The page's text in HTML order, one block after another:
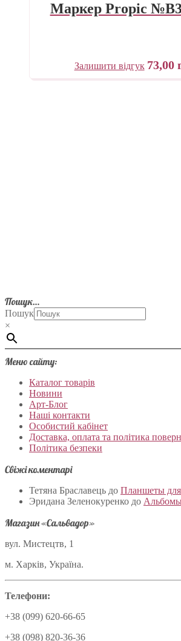
Маркер Propic
Залишити відгук 73,00
Пошук…
Пошук
×
Меню сайту:
Каталог товарів
Новини
Арт-Блог
Наші контакти
Особистий кабінет
Доставка, оплата та політика
Політика безпеки
Свіжі коментарі
Тетяна Браславець до Планшеты для
Эридана Зеленокуренко до Альбомы
Магазин «Сальвадор»
вул. Мистецтв, 1
м. Харків, Україна.
Телефони:
+38 (099) 620-66-65
+38 (098) 820-36-36